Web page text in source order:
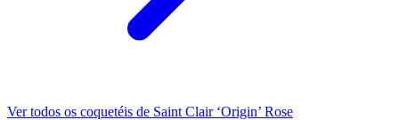
Ver todos os coquetéis de Saint Clair ‘Origin’ Rose